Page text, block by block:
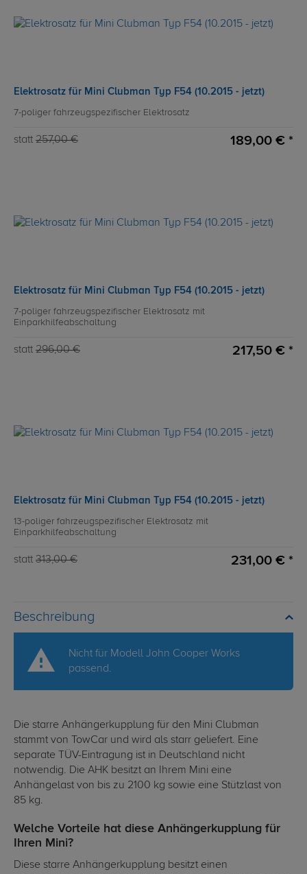
Elektrosatz für Mini Clubman Typ F54 (10.2015 - jetzt)
7-poliger fahrzeugspezifischer Elektrosatz
statt 257,00 € 189,00 € *
Elektrosatz für Mini Clubman Typ F54 (10.2015 - jetzt)
7-poliger fahrzeugspezifischer Elektrosatz mit
Einparkhilfeabschaltung
statt 296,00 € 217,50 € *
Elektrosatz für Mini Clubman Typ F54 (10.2015 - jetzt)
13-poliger fahrzeugspezifischer Elektrosatz mit
Einparkhilfeabschaltung
statt 313,00 € 231,00 € *
Beschreibung
Nicht für Modell John Cooper Works
passend.
Die starre Anhängerkupplung für den Mini Clubman
stammt von TowCar und wird als starr geliefert. Eine
separate TÜV-Eintragung ist in Deutschland nicht
notwendig. Die AHK besitzt an Ihrem Mini eine
Anhängelast von bis zu 2100 kg sowie eine Stützlast von
85 kg.
Welche Vorteile hat diese Anhängerkupplung für
Ihren Mini?
Diese starre Anhängerkupplung besitzt einen